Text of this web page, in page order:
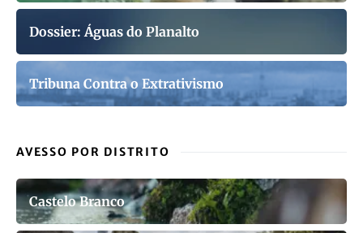
Dossier: Águas do Planalto
Tribuna Contra o Extrativismo
AVESSO POR DISTRITO
Castelo Branco